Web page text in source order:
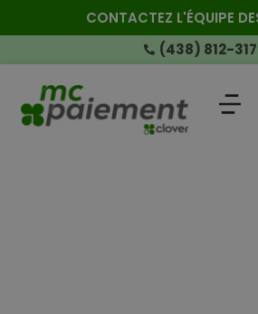
CONTACTEZ L'ÉQUIPE
(438) 812-